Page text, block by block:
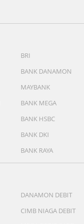
BRI
BANK DANAMON
MAYBANK
BANK MEGA
BANK HSBC
BANK DKI
BANK RAYA
DANAMON DEBIT
CIMB NIAGA DEBIT